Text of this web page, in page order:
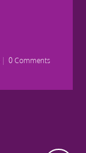
| 0 Comments